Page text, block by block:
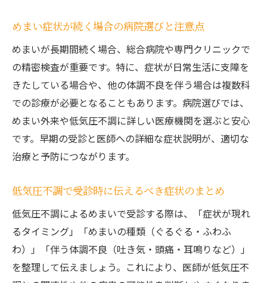
めまい症状が続く場合の病院選びと注意点
めまいが長期間続く場合、総合病院や専門クリニックで
の精密検査が重要です。特に、症状が日常生活に支障を
きたしている場合や、他の体調不良を伴う場合は複数科
での診療が必要となることもあります。病院選びでは、
めまい外来や低気圧不調に詳しい医療機関を選ぶと安心
です。早期の受診と医師への詳細な症状説明が、適切な
治療と予防につながります。
低気圧不調で受診時に伝えるべき症状のまとめ
低気圧不調によるめまいで受診する際は、「症状が現れ
るタイミング」「めまいの種類（ぐるぐる・ふわふ
わ）」「伴う体調不良（吐き気・頭痛・耳鳴りなど）」
を整理して伝えましょう。これにより、医師が低気圧不